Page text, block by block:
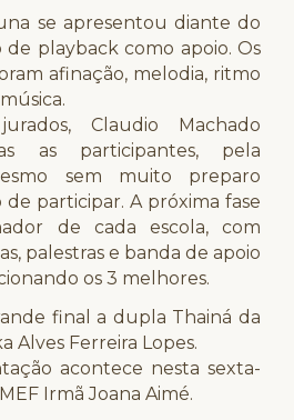
se apresentou diante do
playback como apoio. Os
afinação, melodia, ritmo
Claudio Machado
as participantes, pela
sem muito preparo
de participar. A próxima fase
de cada escola, com
palestras e banda de apoio
os 3 melhores.
final a dupla Thainá da
Alves Ferreira Lopes.
acontece nesta sexta-
Irmã Joana Aimé.